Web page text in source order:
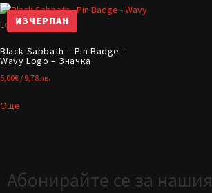
ИЗЧЕРПАН
Black Sabbath – Pin Badge –
Wavy Logo – Значка
5,00€ / 9,78 лв.
Още
Абонирайте се за нашия